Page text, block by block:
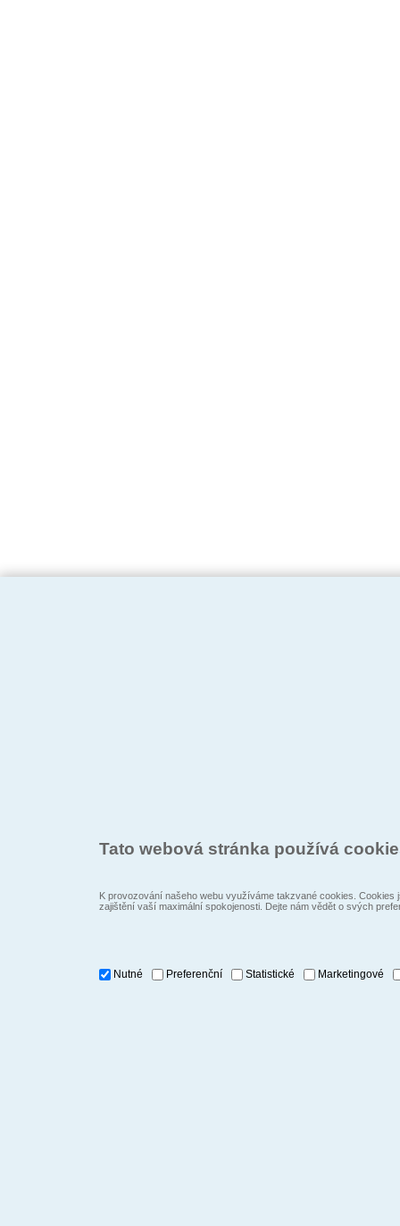
Tato webová stránka používá
K provozování našeho webu využíváme takzvané cookies.
zajištění vaší maximální spokojenosti. Dejte nám vědět o svých
Nutné Preferenční Statistické Marketingové